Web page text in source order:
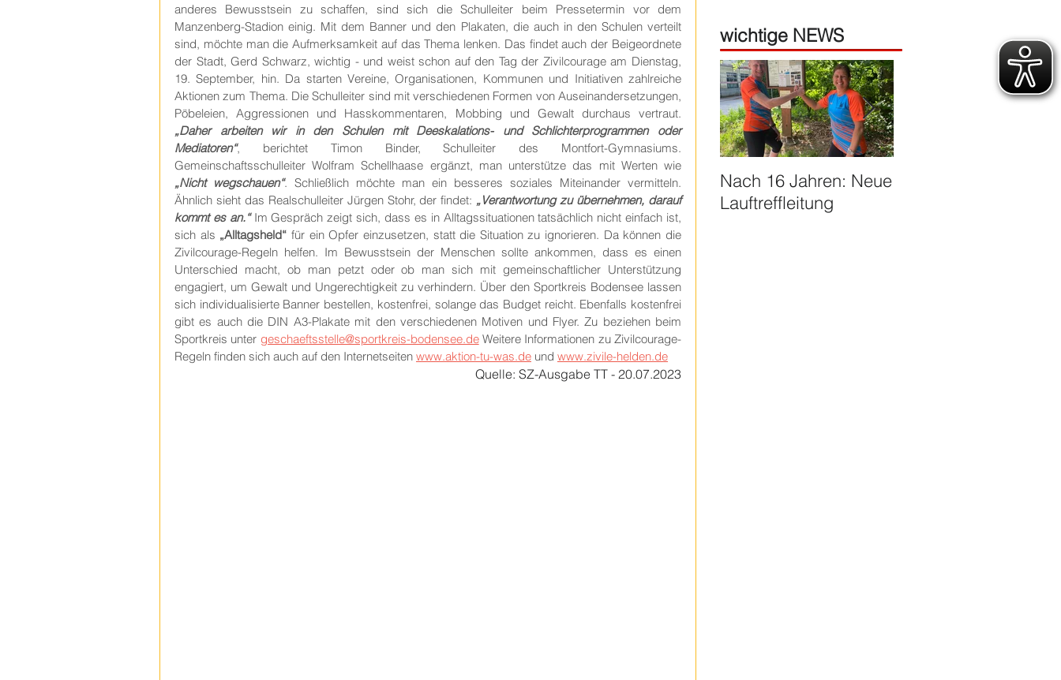
anderes Bewusstsein zu schaffen, sind sich die Schulleiter beim Pressetermin vor dem
Manzenberg-Stadion einig. Mit dem Banner und den Plakaten, die auch in den Schulen verteilt
sind, möchte man die Aufmerksamkeit auf das Thema lenken. Das findet auch der Beigeordnete
der Stadt, Gerd Schwarz, wichtig - und weist schon auf den Tag der Zivilcourage am Dienstag,
19. September, hin. Da starten Vereine, Organisationen, Kommunen und Initiativen zahlreiche
Aktionen zum Thema. Die Schulleiter sind mit verschiedenen Formen von Auseinandersetzungen,
„Daher arbeiten wir in den Schulen mit Deeskalations- und Schlichterprogrammen oder
Mediatoren“, berichtet Timon Binder, Schulleiter des Montfort-Gymnasiums.
„Nicht wegschauen“. Schließlich möchte man ein besseres soziales Miteinander vermitteln.
Ähnlich sieht das Realschulleiter Jürgen Stohr, der findet: „Verantwortung zu übernehmen, darauf
kommt es an.“ Im Gespräch zeigt sich, dass es in Alltagssituationen tatsächlich nicht einfach ist,
sich als „Alltagsheld“ für ein Opfer einzusetzen, statt die Situation zu ignorieren. Da können die
Zivilcourage-Regeln helfen. Im Bewusstsein der Menschen sollte ankommen, dass es einen
Unterschied macht, ob man petzt oder ob man sich mit gemeinschaftlicher Unterstützung
engagiert, um Gewalt und Ungerechtigkeit zu verhindern. Über den Sportkreis Bodensee lassen
sich individualisierte Banner bestellen, kostenfrei, solange das Budget reicht. Ebenfalls kostenfrei
gibt es auch die DIN A3-Plakate mit den verschiedenen Motiven und Flyer. Zu beziehen beim
Sportkreis unter geschaeftsstelle@sportkreis-bodensee.de Weitere Informationen zu Zivilcourage-
Regeln finden sich auch auf den Internetseiten www.aktion-tu-was.de und www.zivile-helden.de
Quelle: SZ-Ausgabe TT - 20.07.2023
wichtige NEWS
Nach 16 Jahren: Neue
Lauftreffleitung